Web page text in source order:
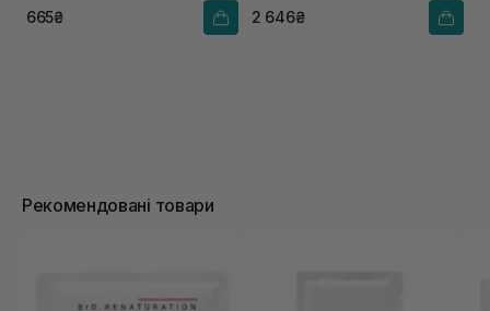
665₴ 2 646₴
Рекомендовані товари